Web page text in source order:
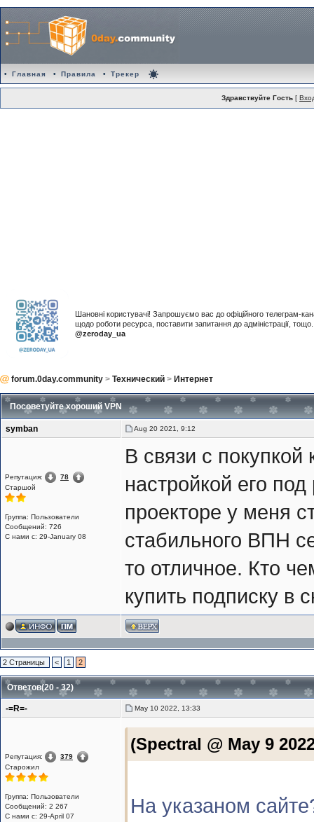
• Главная • Правила • Трекер
Здравствуйте Гость [
Шановні користувачі! Запрошуємо вас до офіційного телеграм-
щодо роботи ресурса, поставити запитання до адміністрації,
@zeroday_ua
forum.0day.community > Технический > Интернет
Посоветуйте хороший VPN
symban Aug 20 2021, 9:12
Репутация:
78
Cтаршой
Группа: Пользователи
Сообщений: 726
С нами с: 29-January 08
В связи с
настройкой его
проекторе у меня
стабильного ВПН
то отличное. Кто
купить подписку в
2 Страницы < 1 2
Ответов(20 - 32)
-=R=- May 10 2022, 13:33
Репутация:
379
Старожил
Группа: Пользователи
Сообщений: 2 267
С нами с: 29-April 07
(Spectral @ May 9
На указаном